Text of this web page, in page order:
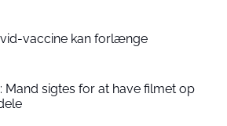
vaccine kan forlænge
Mand sigtes for at have filmet op